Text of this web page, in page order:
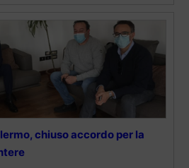
chiuso accordo per la